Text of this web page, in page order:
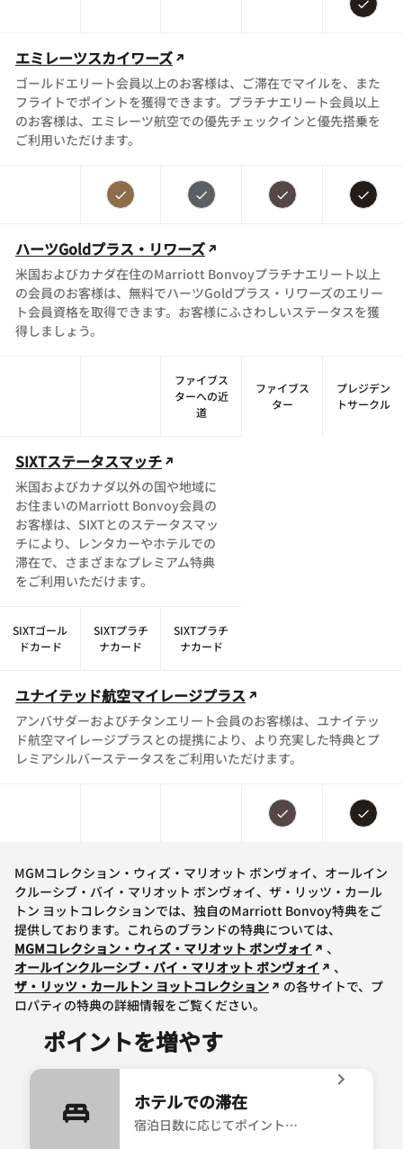
エミレーツスカイワーズ
ゴールドエリート会員以上のお客様は、ご滞在でマイルを、また
フライトでポイントを獲得できます。プラチナエリート会員以上
のお客様は、エミレーツ航空での優先チェックインと優先搭乗を
ご利用いただけます。
ハーツGoldプラス・リワーズ
米国およびカナダ在住のMarriott Bonvoyプラチナエリート以上
の会員のお客様は、無料でハーツGoldプラス・リワーズのエリー
ト会員資格を取得できます。お客様にふさわしいステータスを獲
得しましょう。
ファイブス
ターへの近
道
ファイブス
ター
プレジデン
トサークル
SIXTステータスマッチ
米国およびカナダ以外の国や地域に
お住まいのMarriott Bonvoy会員の
お客様は、SIXTとのステータスマッ
チにより、レンタカーやホテルでの
滞在で、さまざまなプレミアム特典
をご利用いただけます。
SIXTゴール
ドカード
SIXTプラチ
ナカード
SIXTプラチ
ナカード
ユナイテッド航空マイレージプラス
アンバサダーおよびチタンエリート会員のお客様は、ユナイテッ
ド航空マイレージプラスとの提携により、より充実した特典とプ
レミアシルバーステータスをご利用いただけます。
MGMコレクション・ウィズ・マリオット ボンヴォイ、オールイン
クルーシブ・バイ・マリオット ボンヴォイ、ザ・リッツ・カール
トン ヨットコレクションでは、独自のMarriott Bonvoy特典をご
提供しております。これらのブランドの特典については、
MGMコレクション・ウィズ・マリオット ボンヴォイ
、
オールインクルーシブ・バイ・マリオット ボンヴォイ
、
ザ・リッツ・カールトン ヨットコレクション
の各サイトで、プ
ロパティの特典の詳細情報をご覧ください。
ポイントを増やす
ホテルでの滞在
宿泊日数に応じてポイントを獲得できます。